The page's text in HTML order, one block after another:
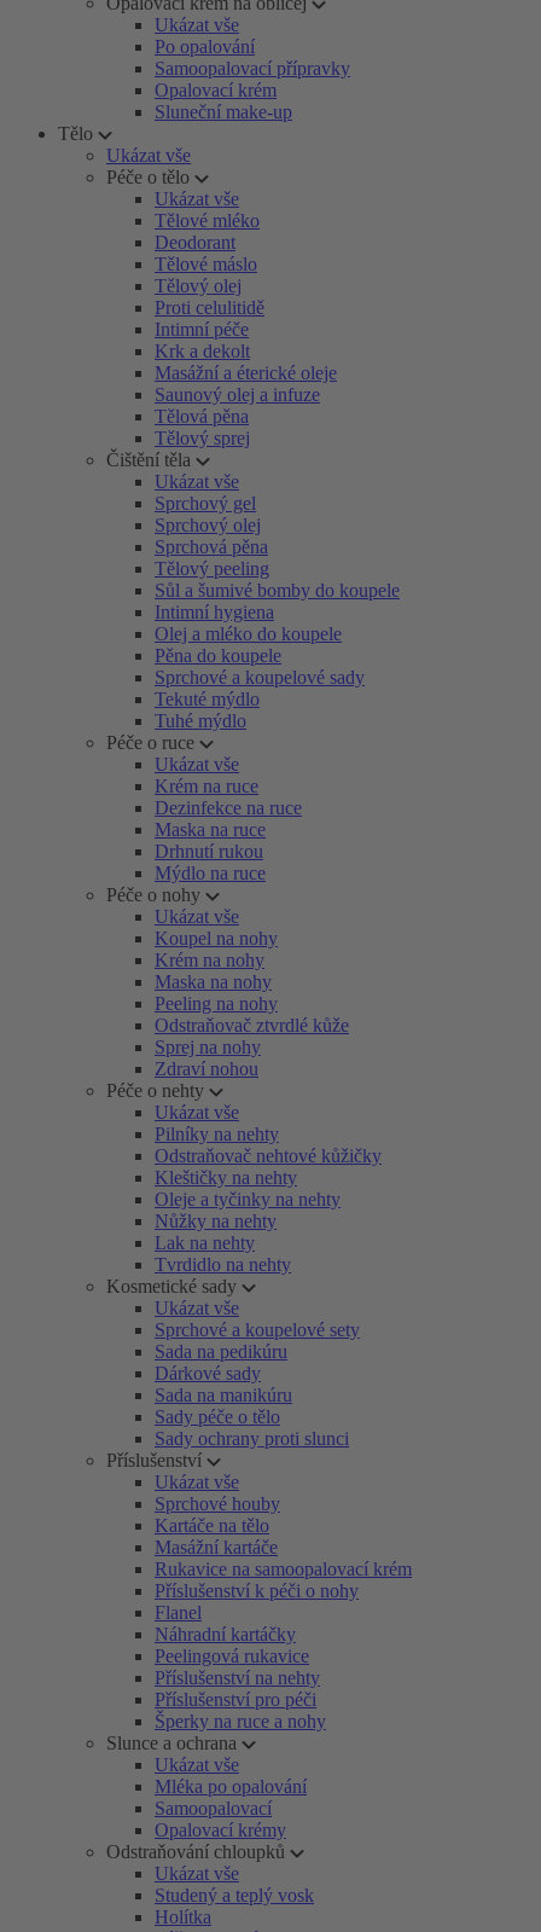
Ukázat vše
Po opalování
Samoopalovací přípravky
Opalovací krém
Sluneční make-up
Tělo
Ukázat vše
Péče o tělo
Ukázat vše
Tělové mléko
Deodorant
Tělové máslo
Tělový olej
Proti celulitidě
Intimní péče
Krk a dekolt
Masážní a éterické oleje
Saunový olej a infuze
Tělová pěna
Tělový sprej
Čištění těla
Ukázat vše
Sprchový gel
Sprchový olej
Sprchová pěna
Tělový peeling
Sůl a šumivé bomby do koupele
Intimní hygiena
Olej a mléko do koupele
Pěna do koupele
Sprchové a koupelové sady
Tekuté mýdlo
Tuhé mýdlo
Péče o ruce
Ukázat vše
Krém na ruce
Dezinfekce na ruce
Maska na ruce
Drhnutí rukou
Mýdlo na ruce
Péče o nohy
Ukázat vše
Koupel na nohy
Krém na nohy
Maska na nohy
Peeling na nohy
Odstraňovač ztvrdlé kůže
Sprej na nohy
Zdraví nohou
Péče o nehty
Ukázat vše
Pilníky na nehty
Odstraňovač nehtové kůžičky
Kleštičky na nehty
Oleje a tyčinky na nehty
Nůžky na nehty
Lak na nehty
Tvrdidlo na nehty
Kosmetické sady
Ukázat vše
Sprchové a koupelové sety
Sada na pedikúru
Dárkové sady
Sada na manikúru
Sady péče o tělo
Sady ochrany proti slunci
Příslušenství
Ukázat vše
Sprchové houby
Kartáče na tělo
Masážní kartáče
Rukavice na samoopalovací krém
Příslušenství k péči o nohy
Flanel
Náhradní kartáčky
Peelingová rukavice
Příslušenství na nehty
Příslušenství pro péči
Šperky na ruce a nohy
Slunce a ochrana
Ukázat vše
Mléka po opalování
Samoopalovací
Opalovací krémy
Odstraňování chloupků
Ukázat vše
Studený a teplý vosk
Holítka